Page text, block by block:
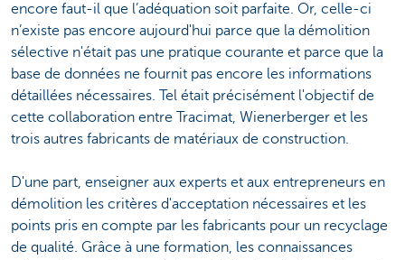
encore faut-il que l’adéquation soit parfaite. Or, celle-ci
n’existe pas encore aujourd'hui parce que la démolition
sélective n'était pas une pratique courante et parce que la
base de données ne fournit pas encore les informations
détaillées nécessaires. Tel était précisément l'objectif de
cette collaboration entre Tracimat, Wienerberger et les
trois autres fabricants de matériaux de construction.
D'une part, enseigner aux experts et aux entrepreneurs en
démolition les critères d'acceptation nécessaires et les
points pris en compte par les fabricants pour un recyclage
de qualité. Grâce à une formation, les connaissances